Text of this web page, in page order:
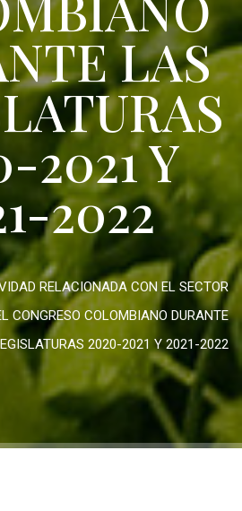
LAS
2021 Y
2022
RELACIONADA CON EL SECTOR
CONGRESO COLOMBIANO DURANTE
2020-2021 Y 2021-2022